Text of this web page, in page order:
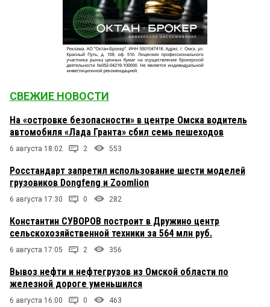
СВЕЖИЕ НОВОСТИ
На «островке безопасности» в центре Омска водитель
автомобиля «Лада Гранта» сбил семь пешеходов
6 августа 18:02 2 553
Росстандарт запретил использование шести моделей
грузовиков Dongfeng и Zoomlion
6 августа 17:30 0 282
Константин СУВОРОВ построит в Дружино центр
сельскохозяйственной техники за 564 млн руб.
6 августа 17:05 2 356
Вывоз нефти и нефтегрузов из Омской области по
железной дороге уменьшился
6 августа 16:00 0 463